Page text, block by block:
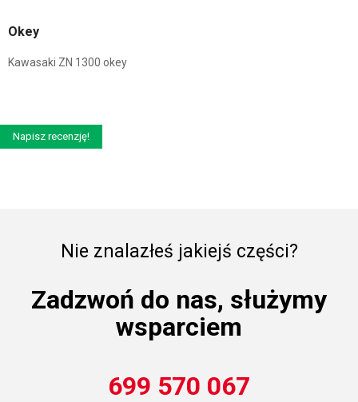
Okey
Kawasaki ZN 1300 okey
Napisz recenzję!
Nie znalazłeś jakiejś części?
Zadzwoń do nas, służymy
wsparciem
699 570 067